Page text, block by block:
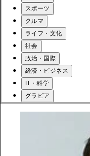
スポーツ
クルマ
ライフ・文化
社会
政治・国際
経済・ビジネス
IT・科学
グラビア